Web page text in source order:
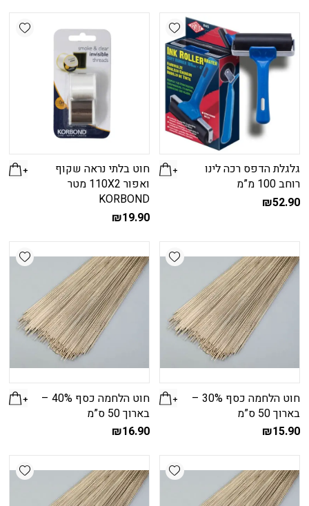
Add wishlist
גלגלת הדפס רכה לינו
רוחב 100 מ”מ
₪52.90
חוט בלתי נראה שקוף
ואפור 110X2 מטר
KORBOND
₪19.90
Add wishlist
חוט הלחמה כסף 30% –
בארוך 50 ס”מ
₪15.90
חוט הלחמה כסף 40% –
בארוך 50 ס”מ
₪16.90
Add wishlist